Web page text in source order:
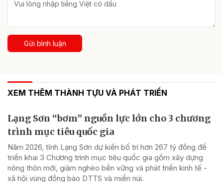
Gửi bình luận
XEM THÊM THÀNH TỰU VÀ PHÁT TRIỂN
Lạng Sơn “bơm” nguồn lực lớn cho 3 chương
trình mục tiêu quốc gia
Năm 2026, tỉnh Lạng Sơn dự kiến bố trí hơn 267 tỷ đồng để
triển khai 3 Chương trình mục tiêu quốc gia gồm xây dựng
nông thôn mới, giảm nghèo bền vững và phát triển kinh tế -
xã hội vùng đồng bào DTTS và miền núi.